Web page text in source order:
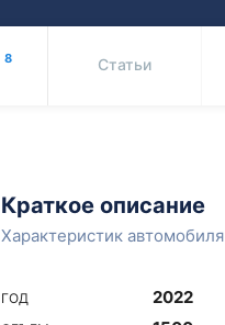
8 Статьи
Краткое описание
Характеристик автомобиля
ГОД 2022